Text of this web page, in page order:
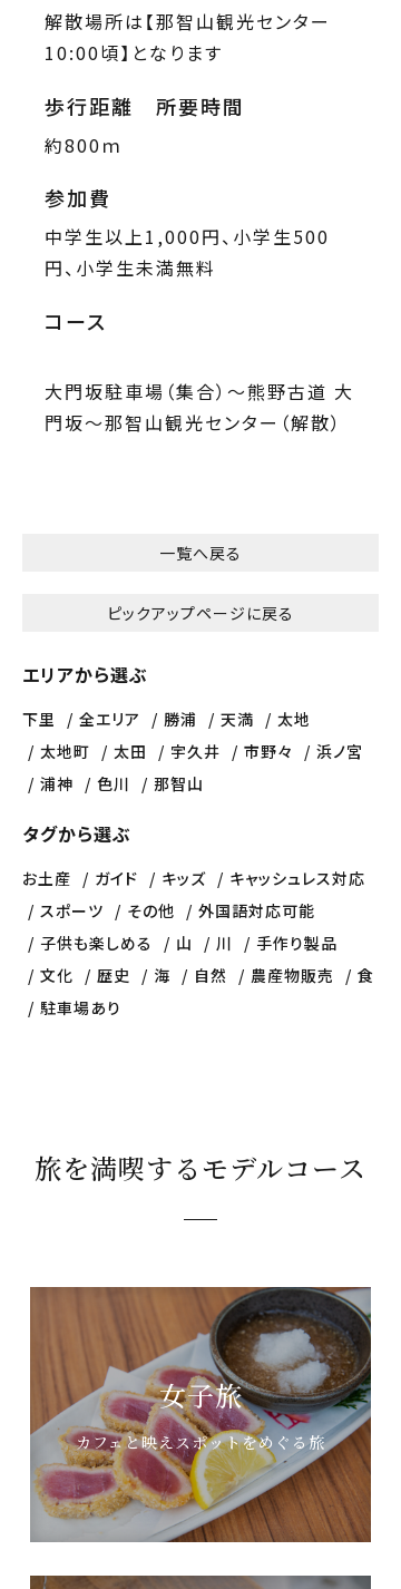
解散場所は【那智山観光センター
10:00頃】となります
歩行距離 所要時間
約800ｍ
参加費
中学生以上1,000円、小学生500
円、小学生未満無料
コース
大門坂駐車場（集合）～熊野古道 大
門坂～那智山観光センター（解散）
一覧へ戻る
ピックアップページに戻る
エリアから選ぶ
下里 全エリア 勝浦 天満
太地
太地町
太田 宇久井 市野々
浜ノ宮
浦神
色川 那智山
タグから選ぶ
お土産 ガイド キッズ
キャッシュレス対応
スポーツ
その他
外国語対応可能
子供も楽しめる
山 川
手作り製品
文化
歴史 海 自然 農産物販売
食
駐車場あり
旅を満喫するモデルコース
女子旅
カフェと映えスポットをめぐる旅